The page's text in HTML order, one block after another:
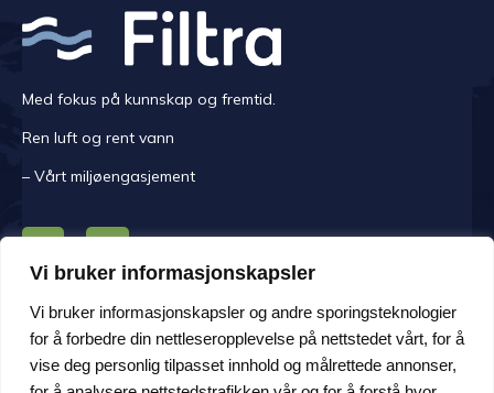
Vi bruker informasjonskapsler
Vi bruker informasjonskapsler og andre sporingsteknologier
for å forbedre din nettleseropplevelse på nettstedet vårt, for å
vise deg personlig tilpasset innhold og målrettede annonser,
Med fokus på kunnskap og fremtid.
Ren luft og rent vann
– Vårt miljøengasjement
KONTAKT OSS
Mandag -fredag kl. 08.00-16.00.
Adresse Håem Næringsområde 108, 6260 Skodje